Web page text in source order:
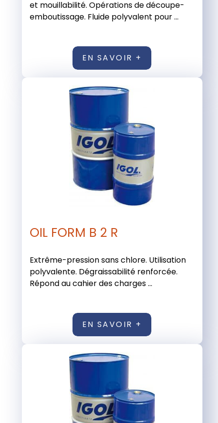
et mouillabilité. Opérations de découpe-
emboutissage. Fluide polyvalent pour ...
EN SAVOIR +
OIL FORM B 2 R
Extrême-pression sans chlore. Utilisation
polyvalente. Dégraissabilité renforcée.
Répond au cahier des charges ...
EN SAVOIR +